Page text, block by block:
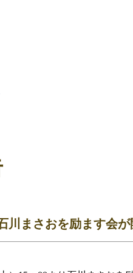
川まさおを励ます会